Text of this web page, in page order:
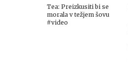
Tea: Preizkusiti bi se
morala v težjem šovu
#video